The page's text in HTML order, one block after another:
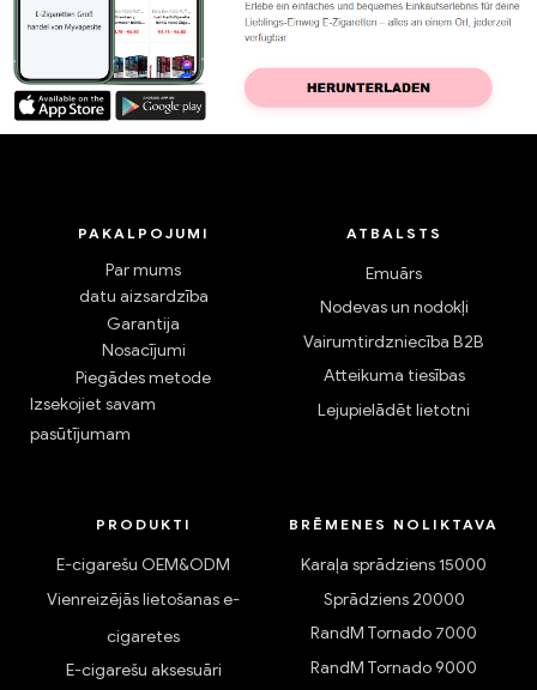
PAKALPOJUMI
Par mums
datu aizsardzība
Garantija
Nosacījumi
Piegādes metode
Izsekojiet savam
pasūtījumam
ATBALSTS
Emuārs
Nodevas un nodokļi
Vairumtirdzniecība B2B
Atteikuma tiesības
Lejupielādēt lietotni
PRODUKTI
E-cigarešu OEM&ODM
Vienreizējās lietošanas e-
cigaretes
E-cigarešu aksesuāri
BRĒMENES NOLIKTAVA
Karaļa sprādziens 15000
Sprādziens 20000
RandM Tornado 7000
RandM Tornado 9000